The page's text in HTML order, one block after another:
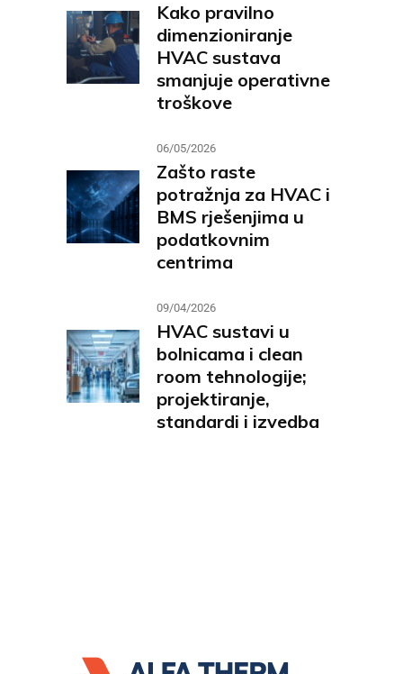
Kako pravilno
dimenzioniranje
HVAC sustava
smanjuje operativne
troškove
06/05/2026
Zašto raste
potražnja za HVAC i
BMS rješenjima u
podatkovnim
centrima
09/04/2026
HVAC sustavi u
bolnicama i clean
room tehnologije;
projektiranje,
standardi i izvedba